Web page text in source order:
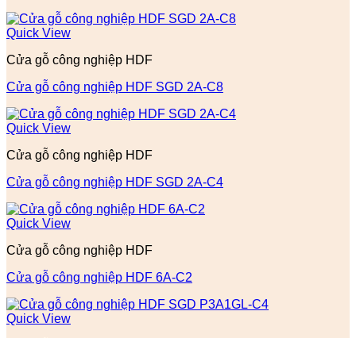
Quick View
Cửa gỗ công nghiệp HDF
Cửa gỗ công nghiệp HDF SGD 2A-C8
Quick View
Cửa gỗ công nghiệp HDF
Cửa gỗ công nghiệp HDF SGD 2A-C4
Quick View
Cửa gỗ công nghiệp HDF
Cửa gỗ công nghiệp HDF 6A-C2
Quick View